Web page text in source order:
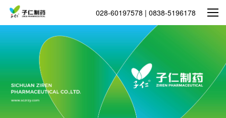
028-60197578 | 0838-5196178